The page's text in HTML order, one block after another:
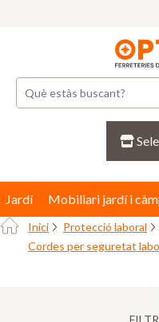
Jardí Mobiliari jardí i
Inici Protecció laboral
Cordes per seguretat